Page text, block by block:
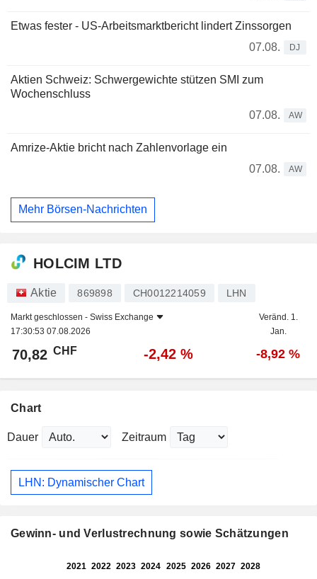
Etwas fester - US-Arbeitsmarktbericht lindert Zinssorgen
07.08.
DJ
Aktien Schweiz: Schwergewichte stützen SMI zum
Wochenschluss
07.08.
AW
Amrize-Aktie bricht nach Zahlenvorlage ein
07.08.
AW
Mehr Börsen-Nachrichten
HOLCIM LTD
Aktie 869898 CH0012214059 LHN
Markt geschlossen - Swiss Exchange
17:30:53 07.08.2026
Veränd. 1.
Jan.
70,82 CHF -2,42 % -8,92 %
Chart
Dauer Zeitraum
LHN: Dynamischer Chart
Gewinn- und Verlustrechnung sowie Schätzungen